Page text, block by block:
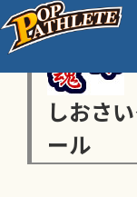
しおさ
ール